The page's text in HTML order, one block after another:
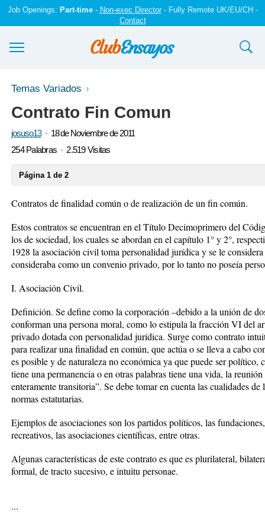
Job Openings: Part-time- Non-exec Director- Fully Remote UK/EU/CH -
Contact
Ensayos y trabajos
Registrarse
Iniciar sesión
Temas Variados
Contrato Fin Comun
josuso13
18 de Noviembre de 2011
254 Palabras
2.519 Visitas
Página 1 de 2
Contratos de finalidad común o de realización de un fin común.
Estos contratos se encuentran en el Título Decimoprimero del
los de sociedad, los cuales se abordan en el capítulo 1° y 2°,
1928 la asociación civil toma personalidad jurídica y se le
consideraba como un convenio privado, por lo tanto no poseía
I. Asociación Civil.
Definición. Se define como la corporación –debido a la unión de
conforman una persona moral, como lo estipula la fracción VI del
privado dotada con personalidad jurídica. Surge como contrato
para realizar una finalidad en común, que actúa o se lleva a cabo
es posible y de naturaleza no económica ya que puede ser
tiene una permanencia o en otras palabras tiene una vida, la
enteramente transitoria”. Se debe tomar en cuenta las cualidades
normas estatutarias.
Ejemplos de asociaciones son los partidos políticos, las
recreativos, las asociaciones científicas, entre otras.
Algunas características de este contrato es que es plurilateral,
formal, de tracto sucesivo, e intuitu personae.
...